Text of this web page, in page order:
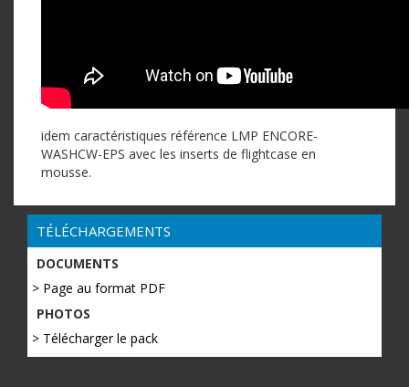
idem caractéristiques référence LMP ENCORE-
WASHCW-EPS avec les inserts de flightcase en
mousse.
TÉLÉCHARGEMENTS
DOCUMENTS
> Page au format PDF
PHOTOS
> Télécharger le pack